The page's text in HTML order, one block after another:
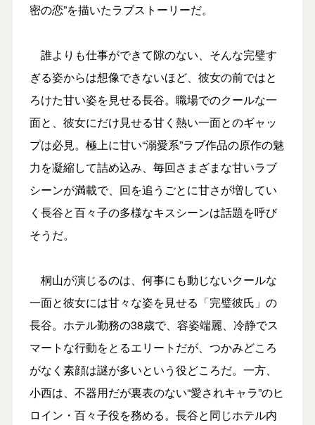
密の恋”を描いたラブストーリーだ。
誰よりも仕事ができて隙のない、そんな完璧す
ぎる姿からは想像できないほど、彼女の前ではと
ろけた甘い姿を見せる長谷。職場でのクールな一
面と、彼女にだけ見せる甘く熱い一面とのギャッ
プは必見。極上に甘い“溺愛系”ラブ作品の原作の魅
力を凝縮して詰め込み、毎回さまざまな甘いラブ
シーンが満載で、回を追うごとに甘さが増してい
く長谷と百々子の多様なキスシーンは話題を呼び
そうだ。
桐山が演じるのは、何事にも動じないクールな
一面と彼女には甘々な姿を見せる「完璧彼氏」の
長谷。ホテル勤務の38歳で、容姿端麗、冷静でス
マートな行動をとるエリートだが、つかみどころ
がなく素顔は謎が多いという役どころだ。一方、
小西は、不器用だが裏表のない“愛されキャラ”のヒ
ロイン・百々子役を務める。長谷と同じホテル内